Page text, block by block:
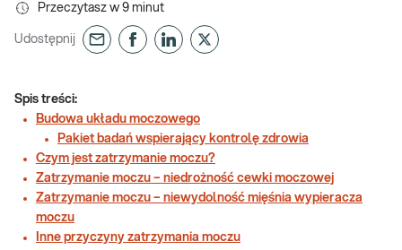
Przeczytasz w 9 minut
Udostępnij
Spis treści:
Budowa układu moczowego
Pakiet badań wspierający kontrolę zdrowia
Czym jest zatrzymanie moczu?
Zatrzymanie moczu – niedrożność cewki moczowej
Zatrzymanie moczu – niewydolność mięśnia wypieracza
moczu
Inne przyczyny zatrzymania moczu